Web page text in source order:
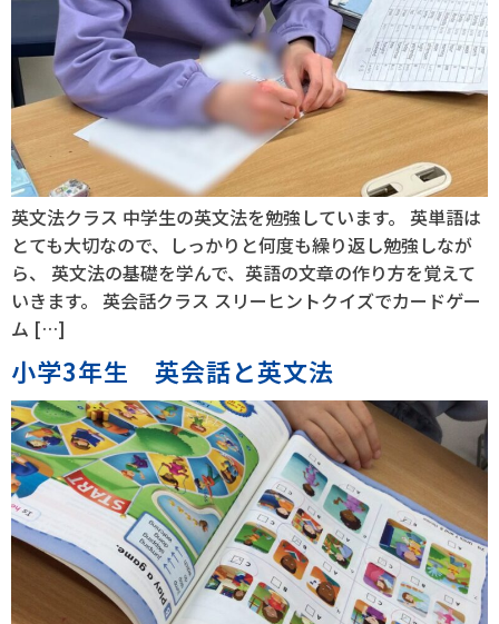
英文法クラス 中学生の英文法を勉強しています。 英単語は
とても大切なので、しっかりと何度も繰り返し勉強しなが
ら、 英文法の基礎を学んで、英語の文章の作り方を覚えて
いきます。 英会話クラス スリーヒントクイズでカードゲー
ム […]
小学3年生 英会話と英文法